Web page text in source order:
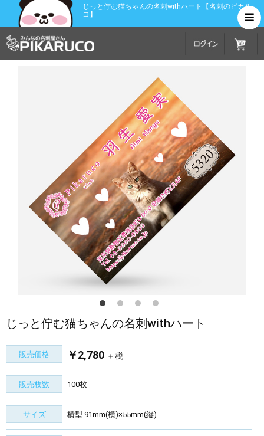
じっと佇む猫ちゃんの名刺withハート【名刺のピカル
コ】
じっと佇む猫ちゃんの名刺withハート
販売価格 ￥2,780 ＋税
販売枚数 100枚
サイズ 横型 91mm(横)×55mm(縦)